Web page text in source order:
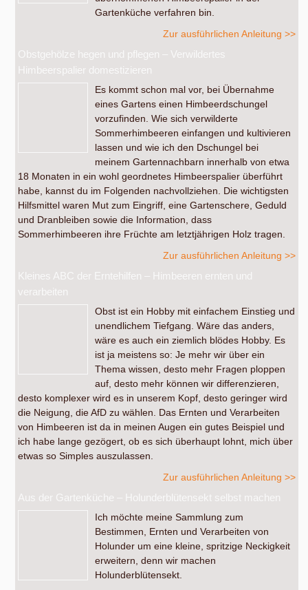
Gartenküche verfahren bin.
Zur ausführlichen Anleitung >>
Obstgehölze hegen und pflegen – Verwildertes
Himbeerspalier domestizieren
Es kommt schon mal vor, bei Übernahme
eines Gartens einen Himbeerdschungel
vorzufinden. Wie sich verwilderte
Sommerhimbeeren einfangen und kultivieren
lassen und wie ich den Dschungel bei
meinem Gartennachbarn innerhalb von etwa
18 Monaten in ein wohl geordnetes Himbeerspalier überführt
habe, kannst du im Folgenden nachvollziehen. Die wichtigsten
Hilfsmittel waren Mut zum Eingriff, eine Gartenschere, Geduld
und Dranbleiben sowie die Information, dass
Sommerhimbeeren ihre Früchte am letztjährigen Holz tragen.
Zur ausführlichen Anleitung >>
Kleines ABC der Erntehilfen – Himbeeren ernten und
verarbeiten
Obst ist ein Hobby mit einfachem Einstieg und
unendlichem Tiefgang. Wäre das anders,
wäre es auch ein ziemlich blödes Hobby. Es
ist ja meistens so: Je mehr wir über ein
Thema wissen, desto mehr Fragen ploppen
auf, desto mehr können wir differenzieren,
desto komplexer wird es in unserem Kopf, desto geringer wird
die Neigung, die AfD zu wählen. Das Ernten und Verarbeiten
von Himbeeren ist da in meinen Augen ein gutes Beispiel und
ich habe lange gezögert, ob es sich überhaupt lohnt, mich über
etwas so Simples auszulassen.
Zur ausführlichen Anleitung >>
Aus der Gartenküche – Holunderblütensekt selbst machen
Ich möchte meine Sammlung zum
Bestimmen, Ernten und Verarbeiten von
Holunder um eine kleine, spritzige Neckigkeit
erweitern, denn wir machen
Holunderblütensekt.